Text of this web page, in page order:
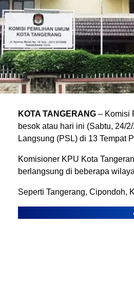
KOTA TANGERANG – Komisi
besok atau hari ini (Sabtu, 24/
Langsung (PSL) di 13 Tempat
Komisioner KPU Kota
berlangsung di beberapa
Seperti Tangerang, Cipondoh,